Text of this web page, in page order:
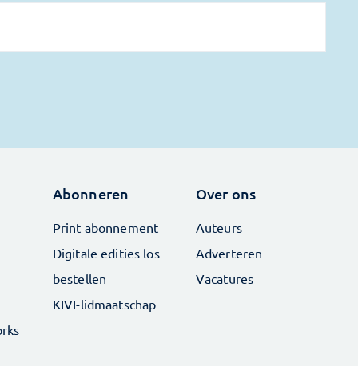
Abonneren
Print abonnement
Digitale edities los
bestellen
KIVI-lidmaatschap
Over ons
Auteurs
Adverteren
Vacatures